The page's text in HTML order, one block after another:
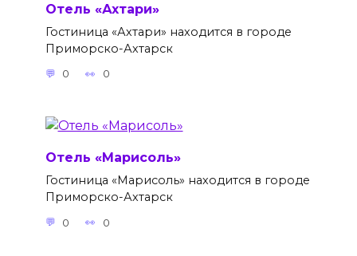
Отель «Ахтари»
Гостиница «Ахтари» находится в городе
Приморско-Ахтарск
0 0
Отель «Марисоль»
Гостиница «Марисоль» находится в городе
Приморско-Ахтарск
0 0